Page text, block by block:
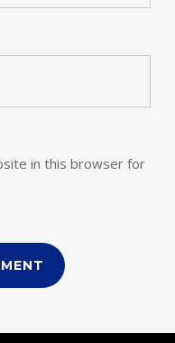
in this browser for